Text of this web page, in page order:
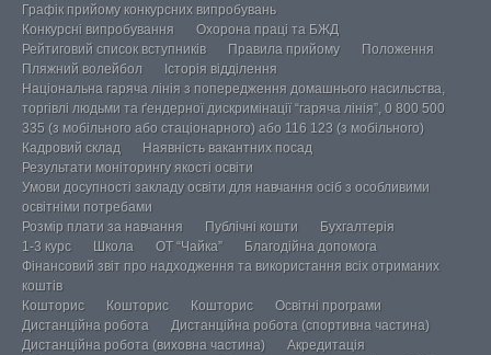
Графік прийому конкурсних випробувань
Конкурсні випробування
Охорона праці та БЖД
Рейтиговий список вступників
Правила прийому
Положення
Пляжний волейбол
Історія відділення
Національна гаряча лінія з попередження домашнього насильства,
торгівлі людьми та ґендерної дискримінації “гаряча лінія”, 0 800 500
335 (з мобільного або стаціонарного) або 116 123 (з мобільного)
Кадровий склад
Наявність вакантних посад
Результати моніторингу якості освіти
Умови досупності закладу освіти для навчання осіб з особливими
освітніми потребами
Розмір плати за навчання
Публічні кошти
Бухгалтерія
1-3 курс
Школа ОТ “Чайка”
Благодійна допомога
Фінансовий звіт про надходження та використання всіх отриманих
коштів
Кошторис
Кошторис Кошторис
Освітні програми
Дистанційна робота
Дистанційна робота (спортивна частина)
Дистанційна робота (виховна частина)
Акредитація